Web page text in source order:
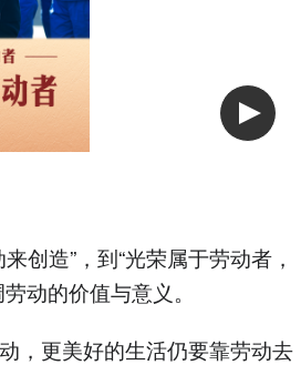
创造”，到“光荣属于劳动者，
动的价值与意义。
，更美好的生活仍要靠劳动去